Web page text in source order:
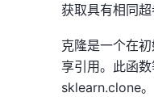
获取具有相同超
克隆是一个在
享引用。此函
sklearn.clone。